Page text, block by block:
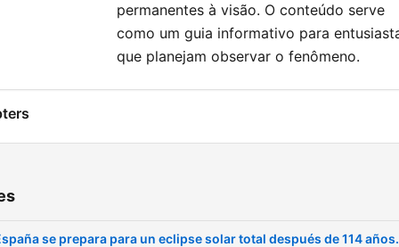
permanentes à visão. O conteúdo serve
como um guia informativo para
que planejam observar o fenômeno.
Anúncio Shopify
se prepara para un eclipse solar total después de 114 años.